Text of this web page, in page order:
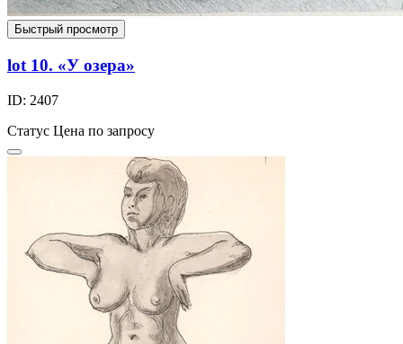
Быстрый просмотр
lot 10. «У озера»
ID: 2407
Статус Цена по запросу